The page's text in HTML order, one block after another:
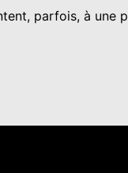
parfois, à une